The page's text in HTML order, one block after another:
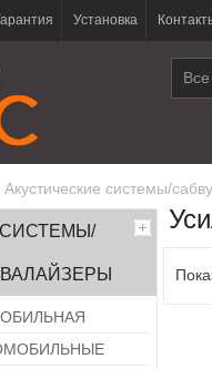
Установка
Все
акустические системы/